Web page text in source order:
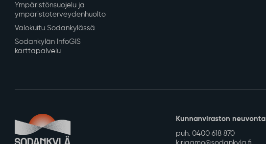
Ympäristönsuojelu ja
ympäristöterveydenhuolto
Valokuitu Sodankylässä
Sodankylän InfoGIS
karttapalvelu
Kunnanviraston neuvonta
puh. 0400 618 870